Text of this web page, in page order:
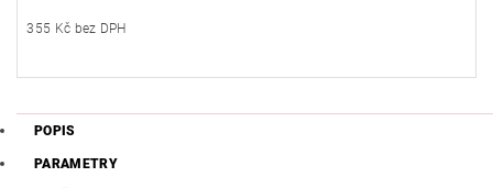
355 Kč bez DPH
POPIS
PARAMETRY